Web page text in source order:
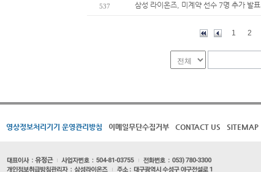
537 삼성 라이온즈, 미계약 선수 7명 추가 발표
1 2
영상정보처리기기 운영관리방침 이메일무단수집거부 CONTACT US SITEMAP